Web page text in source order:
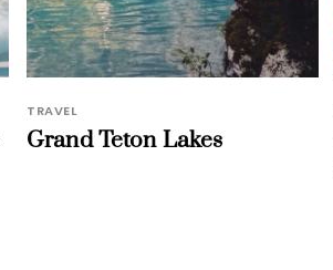
TRAVEL
Grand Teton Lakes